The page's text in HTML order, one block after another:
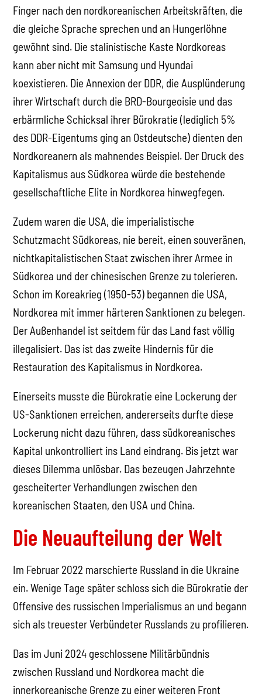
Finger nach den nordkoreanischen Arbeitskräften, die
die gleiche Sprache sprechen und an Hungerlöhne
gewöhnt sind. Die stalinistische Kaste Nordkoreas
kann aber nicht mit Samsung und Hyundai
koexistieren. Die Annexion der DDR, die Ausplünderung
ihrer Wirtschaft durch die BRD-Bourgeoisie und das
erbärmliche Schicksal ihrer Bürokratie (lediglich 5%
des DDR-Eigentums ging an Ostdeutsche) dienten den
Nordkoreanern als mahnendes Beispiel. Der Druck des
Kapitalismus aus Südkorea würde die bestehende
gesellschaftliche Elite in Nordkorea hinwegfegen.
Zudem waren die USA, die imperialistische
Schutzmacht Südkoreas, nie bereit, einen souveränen,
nichtkapitalistischen Staat zwischen ihrer Armee in
Südkorea und der chinesischen Grenze zu tolerieren.
Schon im Koreakrieg (1950-53) begannen die USA,
Nordkorea mit immer härteren Sanktionen zu belegen.
Der Außenhandel ist seitdem für das Land fast völlig
illegalisiert. Das ist das zweite Hindernis für die
Restauration des Kapitalismus in Nordkorea.
Einerseits musste die Bürokratie eine Lockerung der
US-Sanktionen erreichen, andererseits durfte diese
Lockerung nicht dazu führen, dass südkoreanisches
Kapital unkontrolliert ins Land eindrang. Bis jetzt war
dieses Dilemma unlösbar. Das bezeugen Jahrzehnte
gescheiterter Verhandlungen zwischen den
koreanischen Staaten, den USA und China.
Die Neuaufteilung der Welt
Im Februar 2022 marschierte Russland in die Ukraine
ein. Wenige Tage später schloss sich die Bürokratie der
Offensive des russischen Imperialismus an und begann
sich als treuester Verbündeter Russlands zu profilieren.
Das im Juni 2024 geschlossene Militärbündnis
zwischen Russland und Nordkorea macht die
innerkoreanische Grenze zu einer weiteren Front